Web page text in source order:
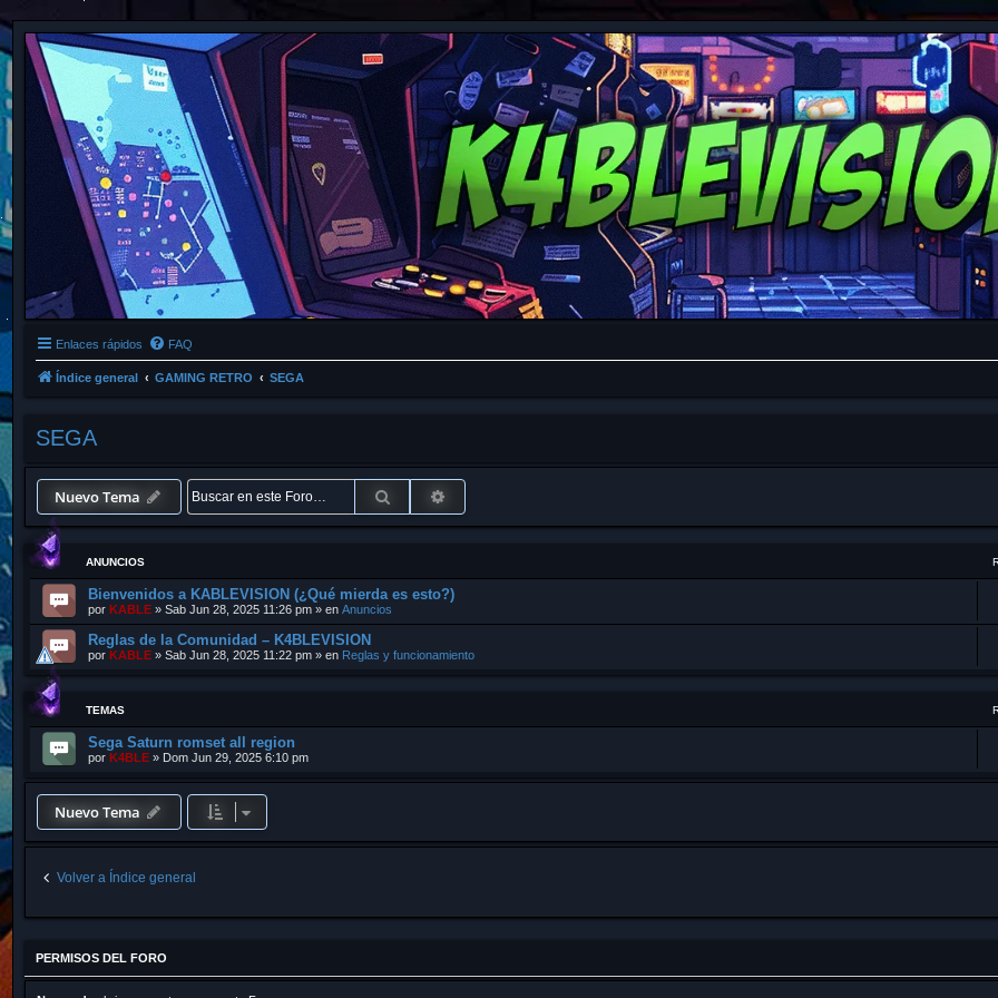
Enlaces rápidos FAQ
Índice general GAMING RETRO SEGA
SEGA
Nuevo Tema Buscar
ANUNCIOS
Bienvenidos a KABLEVISION (¿Qué mierda es esto?)
por KABLE » Sab Jun 28, 2025 11:26 pm » en Anuncios
Reglas de la Comunidad – K4BLEVISION
por KABLE » Sab Jun 28, 2025 11:22 pm » en Reglas y funcionamiento
TEMAS
Sega Saturn romset all region
por K4BLE » Dom Jun 29, 2025 6:10 pm
Nuevo Tema
Volver a Índice general
PERMISOS DEL FORO